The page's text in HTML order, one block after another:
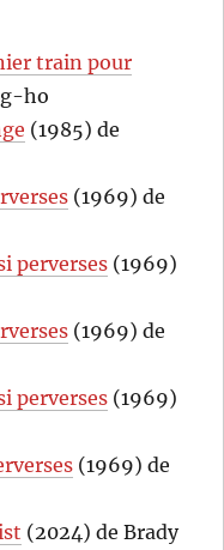
train pour
ho
(1985) de
(1969) de
perverses (1969)
(1969) de
perverses (1969)
(1969) de
(2024) de Brady